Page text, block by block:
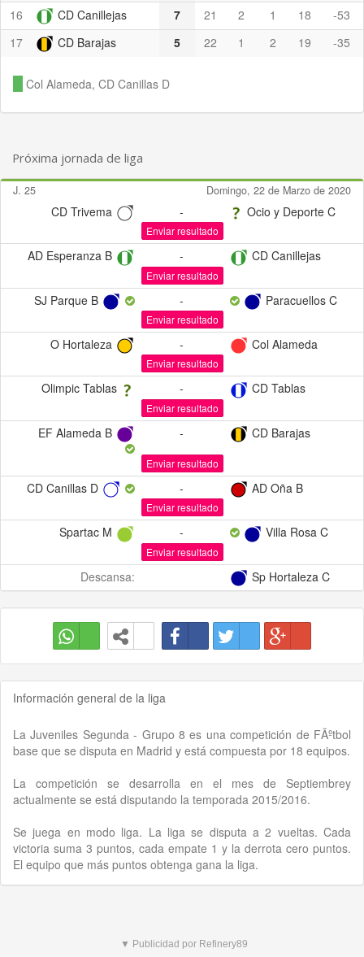
16 CD Canillejas 7 21 2 1 18
-53
17
CD Barajas 5 22 1 2 19 -35
Col Alameda, CD Canillas D
Próxima jornada de liga
J. 25 Domingo, 22 de Marzo de 2020
CD Trivema - Ocio y Deporte C
Enviar resultado
AD Esperanza B - CD Canillejas
Enviar resultado
SJ Parque B - Paracuellos C
Enviar resultado
O Hortaleza - Col Alameda
Enviar resultado
Olimpic Tablas - CD Tablas
Enviar resultado
EF Alameda B - CD Barajas
Enviar resultado
CD Canillas D - AD Oña B
Enviar resultado
Spartac M - Villa Rosa C
Enviar resultado
Descansa: Sp Hortaleza C
Información general de la liga
La Juveniles Segunda - Grupo 8 es una competición de FÃºtbol
base que se disputa en Madrid y está compuesta por 18 equipos.
La competición se desarrolla en el mes de Septiembrey
actualmente se está disputando la temporada 2015/2016.
Se juega en modo liga. La liga se disputa a 2 vueltas. Cada
victoria suma 3 puntos, cada empate 1 y la derrota cero puntos.
El equipo que más puntos obtenga gana la liga.
▼ Publicidad por Refinery89